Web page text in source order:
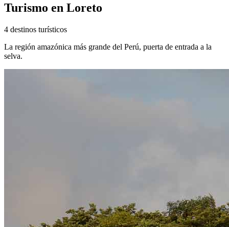
Turismo en Loreto
4 destinos turísticos
La región amazónica más grande del Perú, puerta de entrada a la
selva.